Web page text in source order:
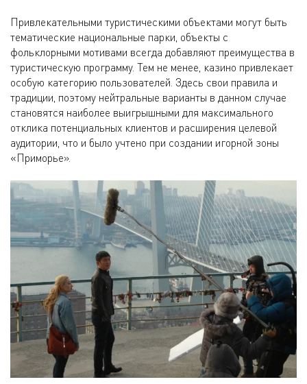
Привлекательными туристическими объектами могут быть
тематические национальные парки, объекты с
фольклорными мотивами всегда добавляют преимущества в
туристическую программу. Тем не менее, казино привлекает
особую категорию пользователей. Здесь свои правила и
традиции, поэтому нейтральные варианты в данном случае
становятся наиболее выигрышными для максимального
отклика потенциальных клиентов и расширения целевой
аудитории, что и было учтено при создании игорной зоны
«Приморье».